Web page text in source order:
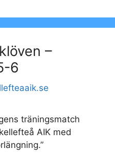
–
6
träningsmatch
AIK med